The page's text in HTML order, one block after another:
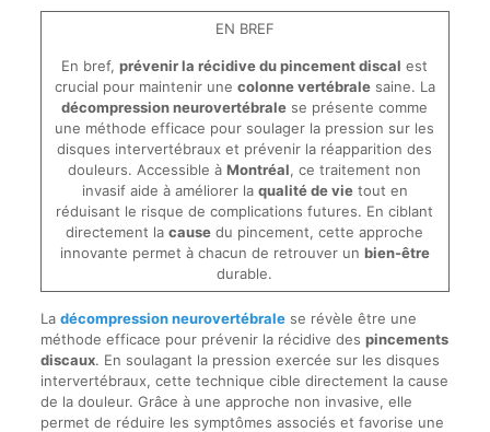
EN BREF
En bref,prévenir la récidive du pincement discal est
crucial pour maintenir une colonne vertébralesaine. La
décompression neurovertébrale se présente comme
une méthode efficace pour soulager la pression sur les
disques intervertébraux et prévenir la réapparition des
douleurs. Accessible àMontréal, ce traitement non
invasif aide à améliorer la qualité de vietout en
réduisant le risque de complications futures. En ciblant
directement lacause du pincement, cette approche
innovante permet à chacun de retrouver un bien-être
durable.
La décompression neurovertébralese révèle être une
méthode efficace pour prévenir la récidive des pincements
discaux. En soulagant la pression exercée sur les disques
intervertébraux, cette technique cible directement la cause
de la douleur. Grâce à une approche non invasive, elle
permet de réduire les symptômes associés et favorise une